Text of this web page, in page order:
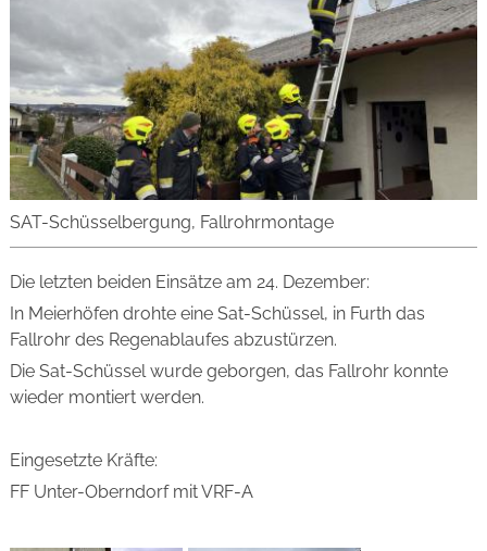
SAT-Schüsselbergung, Fallrohrmontage
Die letzten beiden Einsätze am 24. Dezember:
In Meierhöfen drohte eine Sat-Schüssel, in Furth das
Fallrohr des Regenablaufes abzustürzen.
Die Sat-Schüssel wurde geborgen, das Fallrohr konnte
wieder montiert werden.
Eingesetzte Kräfte:
FF Unter-Oberndorf mit VRF-A